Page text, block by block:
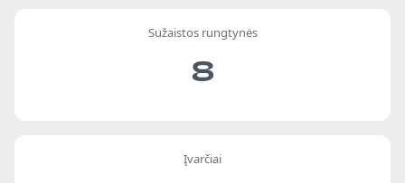
Sužaistos rungtynės
8
Įvarčiai